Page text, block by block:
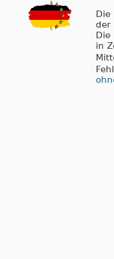
Die
der
Die
in